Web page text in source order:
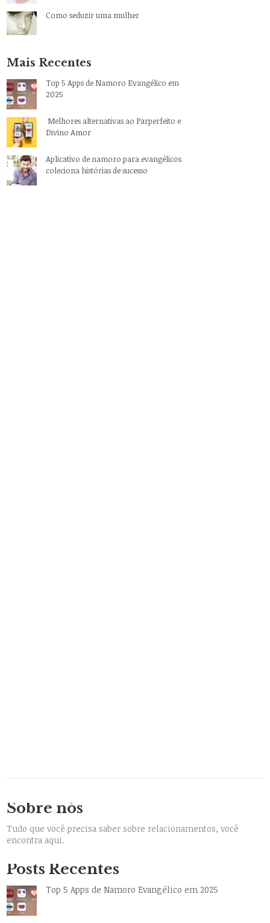
Como seduzir uma mulher
Mais Recentes
Top 5 Apps de Namoro Evangélico em
2025
Melhores alternativas ao Parperfeito e
Divino Amor
Aplicativo de namoro para evangélicos
coleciona histórias de sucesso
Sobre nós
Tudo que você precisa saber sobre relacionamentos, você
encontra aqui.
Posts Recentes
Top 5 Apps de Namoro Evangélico em 2025